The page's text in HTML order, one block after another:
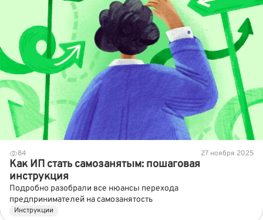
84 27 ноября 2025
Как ИП стать самозанятым: пошаговая
инструкция
Подробно разобрали все нюансы перехода
предпринимателей на самозанятость
Инструкции